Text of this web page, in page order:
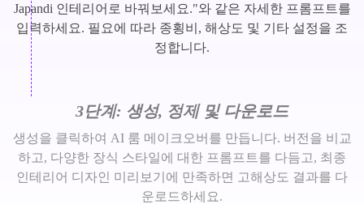
Japandi 인테리어로 바꿔보세요."와 같은 자세한 프롬프트를
입력하세요. 필요에 따라 종횡비, 해상도 및 기타 설정을 조
정합니다.
3단계: 생성, 정제 및 다운로드
생성을 클릭하여 AI 룸 메이크오버를 만듭니다. 버전을 비교
하고, 다양한 장식 스타일에 대한 프롬프트를 다듬고, 최종
인테리어 디자인 미리보기에 만족하면 고해상도 결과를 다
운로드하세요.